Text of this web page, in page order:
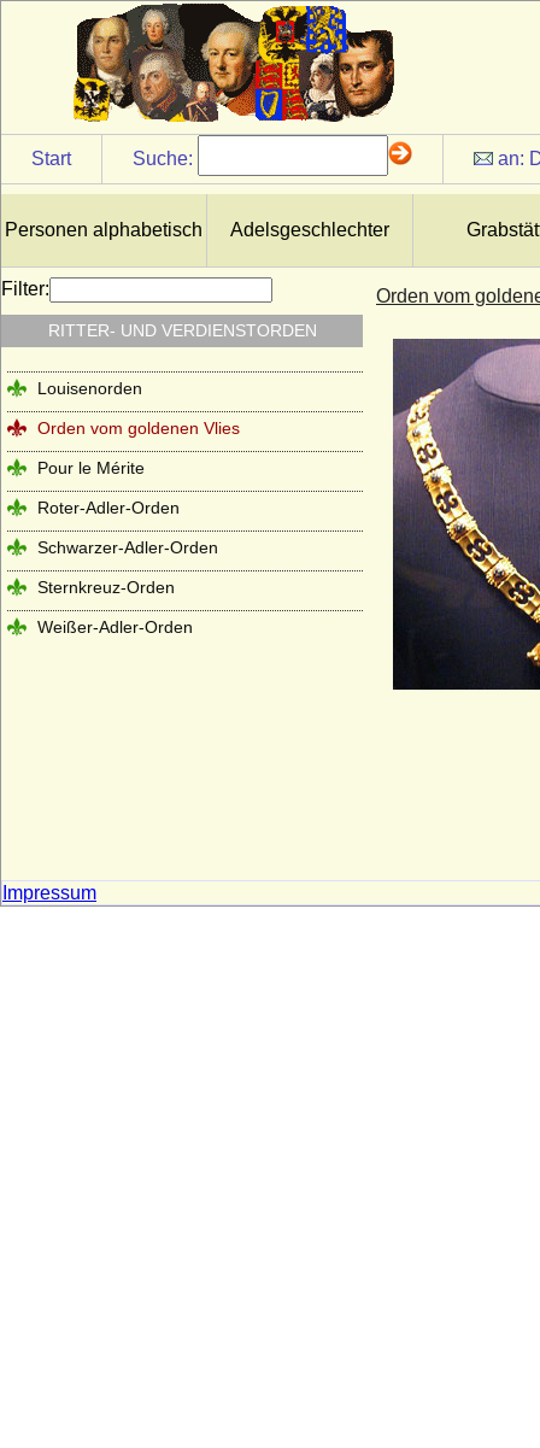
Start Suche: an:
Personen alphabetisch Adelsgeschlechter
Orden vom
Filter:
RITTER- UND VERDIENSTORDEN
Louisenorden
Orden vom goldenen Vlies
Pour le Mérite
Roter-Adler-Orden
Schwarzer-Adler-Orden
Sternkreuz-Orden
Weißer-Adler-Orden
Impressum